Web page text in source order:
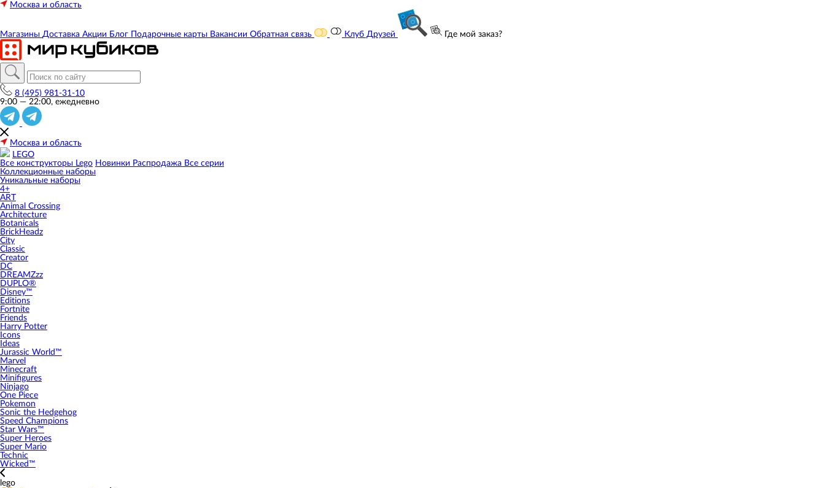
Москва и область
Магазины Доставка Акции Блог Подарочные карты Вакансии Обратная связь Клуб Друзей Где мой заказ?
8 (495) 981-31-10
9:00 — 22:00, ежедневно
Москва и область
LEGO
Все конструкторы Lego Новинки Распродажа Все серии
Коллекционные наборы
Уникальные наборы
4+
ART
Animal Crossing
Architecture
Botanicals
BrickHeadz
City
Classic
Creator
DC
DREAMZzz
DUPLO®
Disney™
Editions
Fortnite
Friends
Harry Potter
Icons
Ideas
Jurassic World™
Marvel
Minecraft
Minifigures
Ninjago
One Piece
Pokemon
Sonic the Hedgehog
Speed Champions
Star Wars™
Super Heroes
Super Mario
Technic
Wicked™
lego